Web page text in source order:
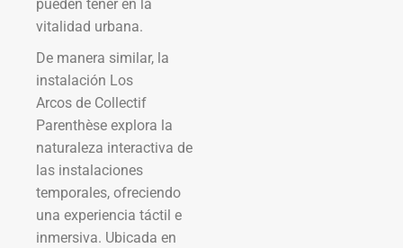
pueden tener en la
vitalidad urbana.
De manera similar, la
instalación Los
Arcos de Collectif
Parenthèse explora la
naturaleza interactiva de
las instalaciones
temporales, ofreciendo
una experiencia táctil e
inmersiva. Ubicada en